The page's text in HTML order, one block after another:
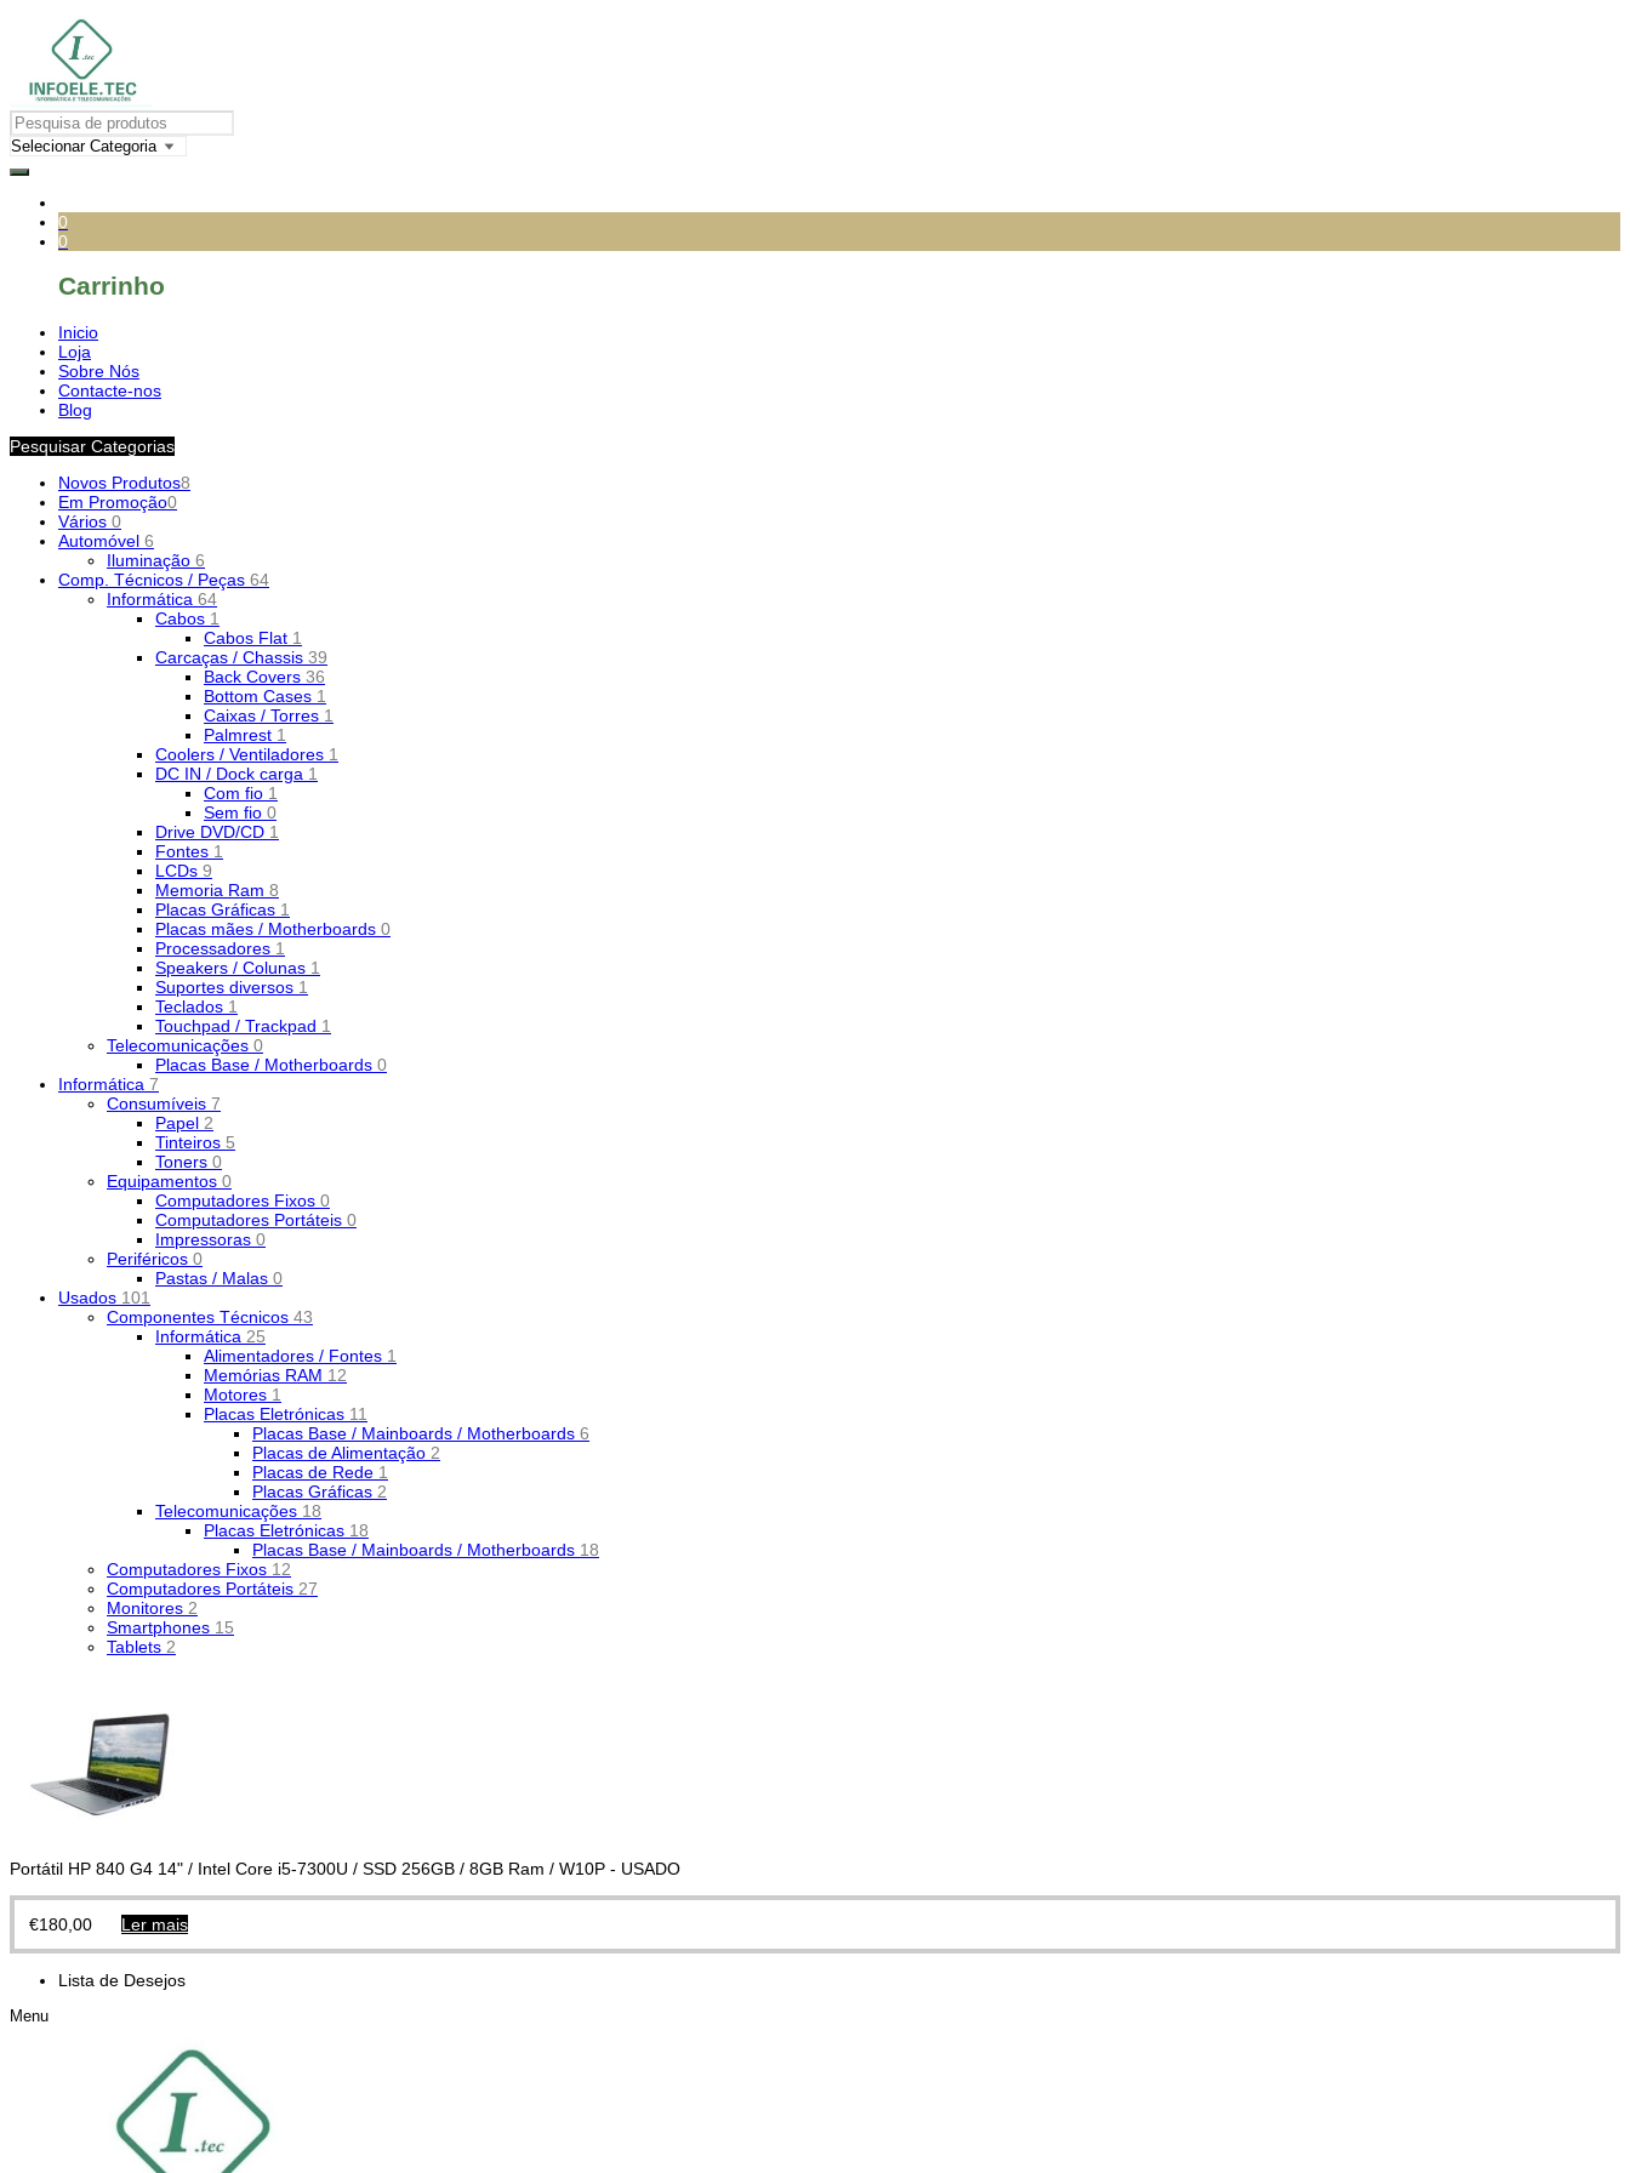
0
0
Carrinho
Inicio
Loja
Sobre Nós
Contacte-nos
Blog
Pesquisar Categorias
Novos Produtos8
Em Promoção0
Vários 0
Automóvel 6
Iluminação 6
Comp. Técnicos / Peças 64
Informática 64
Cabos 1
Cabos Flat 1
Carcaças / Chassis 39
Back Covers 36
Bottom Cases 1
Caixas / Torres 1
Palmrest 1
Coolers / Ventiladores 1
DC IN / Dock carga 1
Com fio 1
Sem fio 0
Drive DVD/CD 1
Fontes 1
LCDs 9
Memoria Ram 8
Placas Gráficas 1
Placas mães / Motherboards 0
Processadores 1
Speakers / Colunas 1
Suportes diversos 1
Teclados 1
Touchpad / Trackpad 1
Telecomunicações 0
Placas Base / Motherboards 0
Informática 7
Consumíveis 7
Papel 2
Tinteiros 5
Toners 0
Equipamentos 0
Computadores Fixos 0
Computadores Portáteis 0
Impressoras 0
Periféricos 0
Pastas / Malas 0
Usados 101
Componentes Técnicos 43
Informática 25
Alimentadores / Fontes 1
Memórias RAM 12
Motores 1
Placas Eletrónicas 11
Placas Base / Mainboards / Motherboards 6
Placas de Alimentação 2
Placas de Rede 1
Placas Gráficas 2
Telecomunicações 18
Placas Eletrónicas 18
Placas Base / Mainboards / Motherboards 18
Computadores Fixos 12
Computadores Portáteis 27
Monitores 2
Smartphones 15
Tablets 2
Portátil HP 840 G4 14" / Intel Core i5-7300U / SSD 256GB / 8GB Ram / W10P - USADO
€180,00 Ler mais
Lista de Desejos
Menu